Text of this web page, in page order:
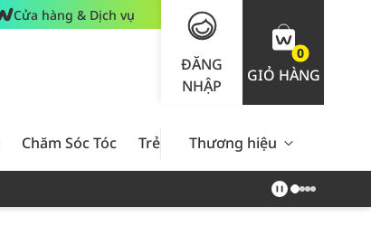
Cửa hàng & Dịch vụ
ĐĂNG
NHẬP
0
GIỎ HÀNG
Chăm Sóc Tóc Trẻ Em Nam Giới Chăm Sóc
Thương hiệu